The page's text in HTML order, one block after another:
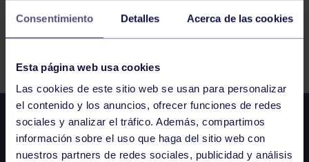
Consentimiento Detalles Acerca de las cookies
Esta página web usa cookies
Las cookies de este sitio web se usan para personalizar
el contenido y los anuncios, ofrecer funciones de redes
sociales y analizar el tráfico. Además, compartimos
información sobre el uso que haga del sitio web con
nuestros partners de redes sociales, publicidad y análisis